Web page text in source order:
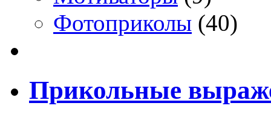
Фотоприколы (40)
Прикольные